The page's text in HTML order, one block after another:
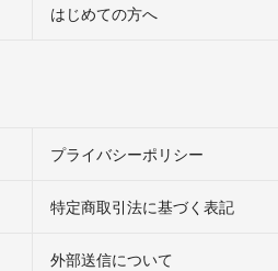
はじめての方へ
プライバシーポリシー
特定商取引法に基づく表記
外部送信について